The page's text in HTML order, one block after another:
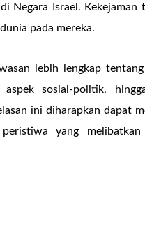
Negara Israel. Kekejaman
pada mereka.
lebih lengkap tentang
aspek sosial-politik,
ini diharapkan dapat
yang melibatkan